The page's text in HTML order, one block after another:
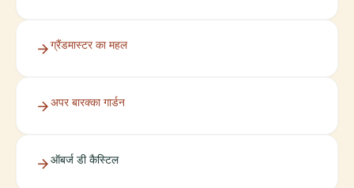
ग्रैंडमास्टर का महल
अपर बारक्का गार्डन
ऑबर्ज डी कैस्टिल